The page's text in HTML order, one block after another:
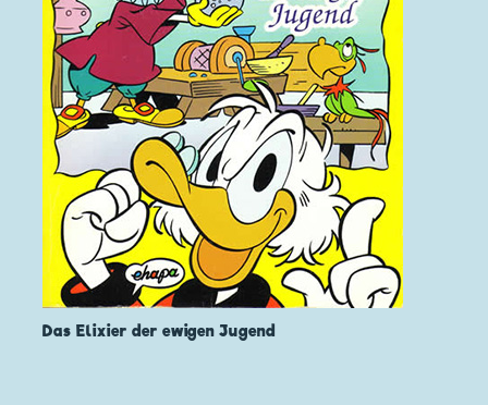
Das Elixier der ewigen Jugend